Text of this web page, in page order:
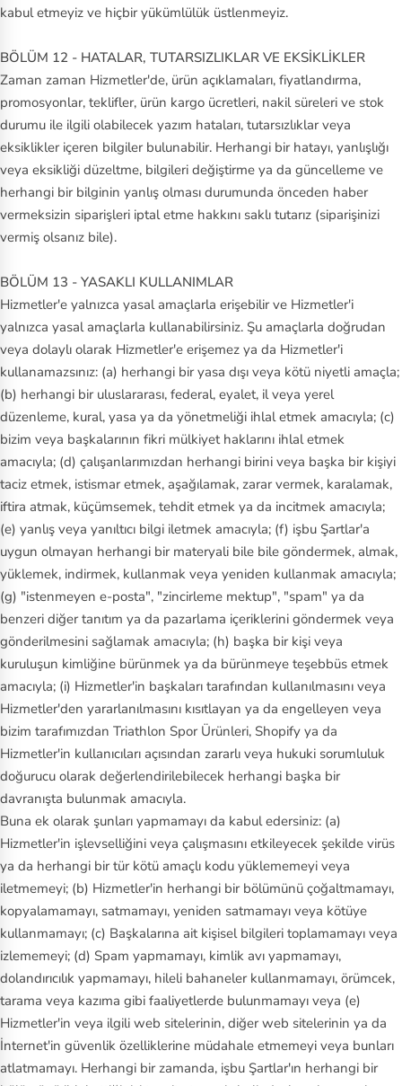
kabul etmeyiz ve hiçbir yükümlülük üstlenmeyiz.
BÖLÜM 12 - HATALAR, TUTARSIZLIKLAR VE EKSİKLİKLER
Zaman zaman Hizmetler'de, ürün açıklamaları, fiyatlandırma,
promosyonlar, teklifler, ürün kargo ücretleri, nakil süreleri ve stok
durumu ile ilgili olabilecek yazım hataları, tutarsızlıklar veya
eksiklikler içeren bilgiler bulunabilir. Herhangi bir hatayı, yanlışlığı
veya eksikliği düzeltme, bilgileri değiştirme ya da güncelleme ve
herhangi bir bilginin yanlış olması durumunda önceden haber
vermeksizin siparişleri iptal etme hakkını saklı tutarız (siparişinizi
vermiş olsanız bile).
BÖLÜM 13 - YASAKLI KULLANIMLAR
Hizmetler'e yalnızca yasal amaçlarla erişebilir ve Hizmetler'i
yalnızca yasal amaçlarla kullanabilirsiniz. Şu amaçlarla doğrudan
veya dolaylı olarak Hizmetler'e erişemez ya da Hizmetler'i
kullanamazsınız: (a) herhangi bir yasa dışı veya kötü niyetli amaçla;
(b) herhangi bir uluslararası, federal, eyalet, il veya yerel
düzenleme, kural, yasa ya da yönetmeliği ihlal etmek amacıyla; (c)
bizim veya başkalarının fikri mülkiyet haklarını ihlal etmek
amacıyla; (d) çalışanlarımızdan herhangi birini veya başka bir kişiyi
taciz etmek, istismar etmek, aşağılamak, zarar vermek, karalamak,
iftira atmak, küçümsemek, tehdit etmek ya da incitmek amacıyla;
(e) yanlış veya yanıltıcı bilgi iletmek amacıyla; (f) işbu Şartlar'a
uygun olmayan herhangi bir materyali bile bile göndermek, almak,
yüklemek, indirmek, kullanmak veya yeniden kullanmak amacıyla;
(g) "istenmeyen e-posta", "zincirleme mektup", "spam" ya da
benzeri diğer tanıtım ya da pazarlama içeriklerini göndermek veya
gönderilmesini sağlamak amacıyla; (h) başka bir kişi veya
kuruluşun kimliğine bürünmek ya da bürünmeye teşebbüs etmek
amacıyla; (i) Hizmetler'in başkaları tarafından kullanılmasını veya
Hizmetler'den yararlanılmasını kısıtlayan ya da engelleyen veya
bizim tarafımızdan Triathlon Spor Ürünleri, Shopify ya da
Hizmetler'in kullanıcıları açısından zararlı veya hukuki sorumluluk
doğurucu olarak değerlendirilebilecek herhangi başka bir
davranışta bulunmak amacıyla.
Buna ek olarak şunları yapmamayı da kabul edersiniz: (a)
Hizmetler'in işlevselliğini veya çalışmasını etkileyecek şekilde virüs
ya da herhangi bir tür kötü amaçlı kodu yüklememeyi veya
iletmemeyi; (b) Hizmetler'in herhangi bir bölümünü çoğaltmamayı,
kopyalamamayı, satmamayı, yeniden satmamayı veya kötüye
kullanmamayı; (c) Başkalarına ait kişisel bilgileri toplamamayı veya
izlememeyi; (d) Spam yapmamayı, kimlik avı yapmamayı,
dolandırıcılık yapmamayı, hileli bahaneler kullanmamayı, örümcek,
tarama veya kazıma gibi faaliyetlerde bulunmamayı veya (e)
Hizmetler'in veya ilgili web sitelerinin, diğer web sitelerinin ya da
İnternet'in güvenlik özelliklerine müdahale etmemeyi veya bunları
atlatmamayı. Herhangi bir zamanda, işbu Şartlar'ın herhangi bir